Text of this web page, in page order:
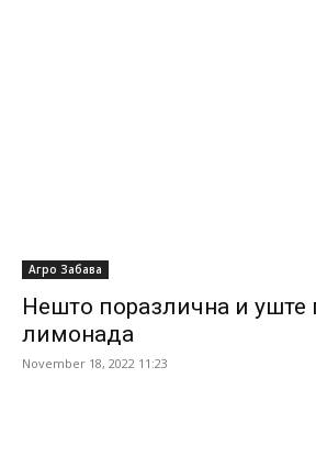
Агро Забава
Нешто поразлична и уште
лимонада
November 18, 2022 11:23